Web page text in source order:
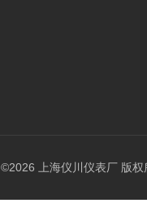
©2026 上海仪川仪表厂 版